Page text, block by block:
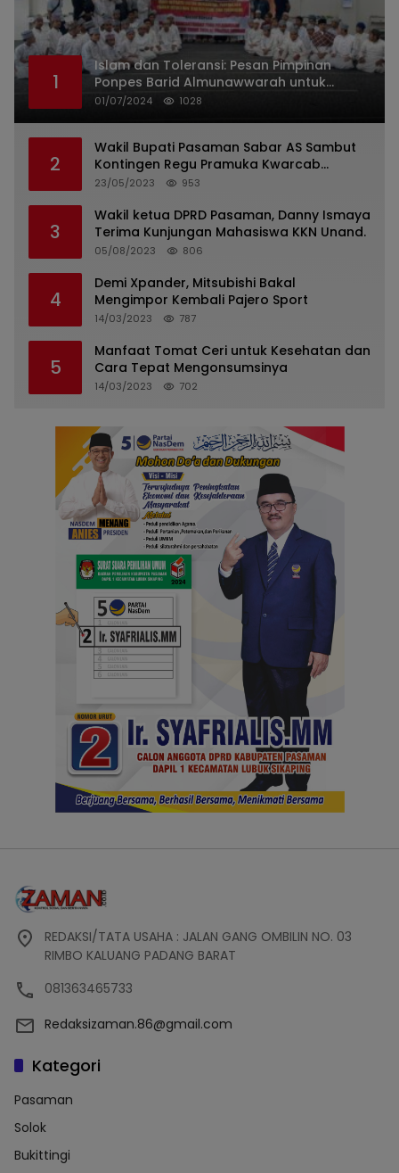
1
Islam dan Toleransi: Pesan Pimpinan
Ponpes Barid Almunawwarah untuk
Indonesia
01/07/2024 1028
2
Wakil Bupati Pasaman Sabar AS Sambut
Kontingen Regu Pramuka Kwarcab
Pasaman
23/05/2023 953
3
Wakil ketua DPRD Pasaman, Danny Ismaya
Terima Kunjungan Mahasiswa KKN Unand.
05/08/2023 806
4
Demi Xpander, Mitsubishi Bakal
Mengimpor Kembali Pajero Sport
14/03/2023 787
5
Manfaat Tomat Ceri untuk Kesehatan dan
Cara Tepat Mengonsumsinya
14/03/2023 702
REDAKSI/TATA USAHA : JALAN GANG OMBILIN NO. 03
RIMBO KALUANG PADANG BARAT
081363465733
Redaksizaman.86@gmail.com
Kategori
Pasaman
Solok
Bukittingi